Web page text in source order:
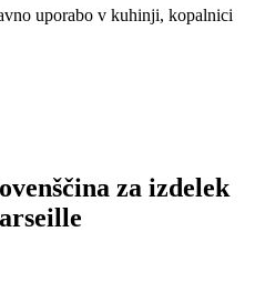
uporabo v kuhinji, kopalnici
za izdelek